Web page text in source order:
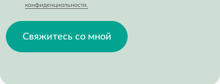
конфиденциальности.
Свяжитесь со мной